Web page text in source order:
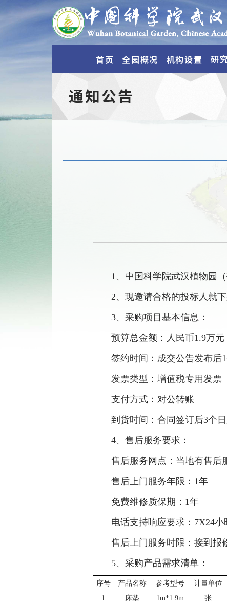
首页 全园概况 机构设置 研
通知公告
1、中国科学院武汉植物园
2、现邀请合格的投标人就
3、采购项目基本信息：
预算总金额：人民币1.9万元
签约时间：成交公告发布后
发票类型：增值税专用发票
支付方式：对公转账
到货时间：合同签订后3个
4、 售后服务要求：
售后服务网点：当地有售后
售后上门服务年限： 1年
免费维修质保期： 1年
电话支持响应要求： 7X24小
售后上门服务时限：接到报
5、 采购产品需求清单：
序号 产品名称 参考型号 计量单位
1
床垫 1m*1.9m 张